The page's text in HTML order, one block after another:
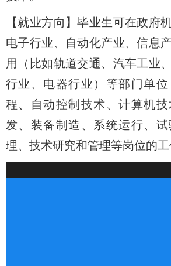
【就业方向】毕业生可在政府
电子行业、自动化产业、信息
用（比如轨道交通、汽车工业
行业、电器行业）等部门单
程、自动控制技术、计算机
发、装备制造、系统运行、
理、技术研究和管理等岗位的工